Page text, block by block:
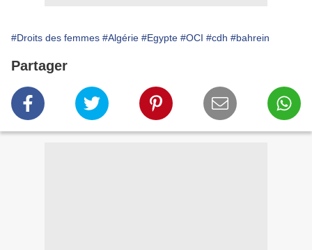
#Droits des femmes #Algérie #Egypte #OCI #cdh #bahrein
Partager